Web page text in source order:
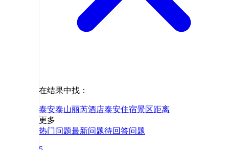
在结果中找：
泰安泰山丽芮酒店泰安住宿景区距离
更多
热门问题最新问题待回答问题